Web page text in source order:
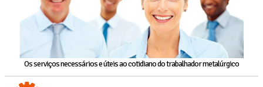
Os serviços necessários e úteis ao cotidiano do trabalhador metalúrgico